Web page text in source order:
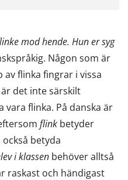
mod hende. Hun er syg
Någon som är
av flinka fingrar i vissa
det inte särskilt
flinka. På danska är
flink betyder
betyda
i klassen behöver alltså
raskast och händigast